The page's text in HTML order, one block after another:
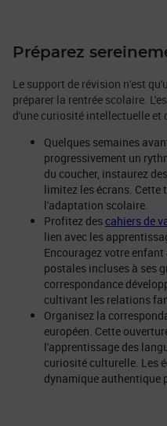
Préparez
Le support de révision n'est
préparer la rentrée scolaire.
d'une curiosité intellectuelle et
Quelques semaines
progressivement un
du coucher, instaurez
limitez les écrans.
l'adaptation scolaire.
Profitez des cahiers de
lien avec les
Encouragez votre
postales incluses à ses
correspondance
cultivant les relations
Organisez la
européen. Cette
l'apprentissage des
curiosité culturelle. Les
dynamique authentique